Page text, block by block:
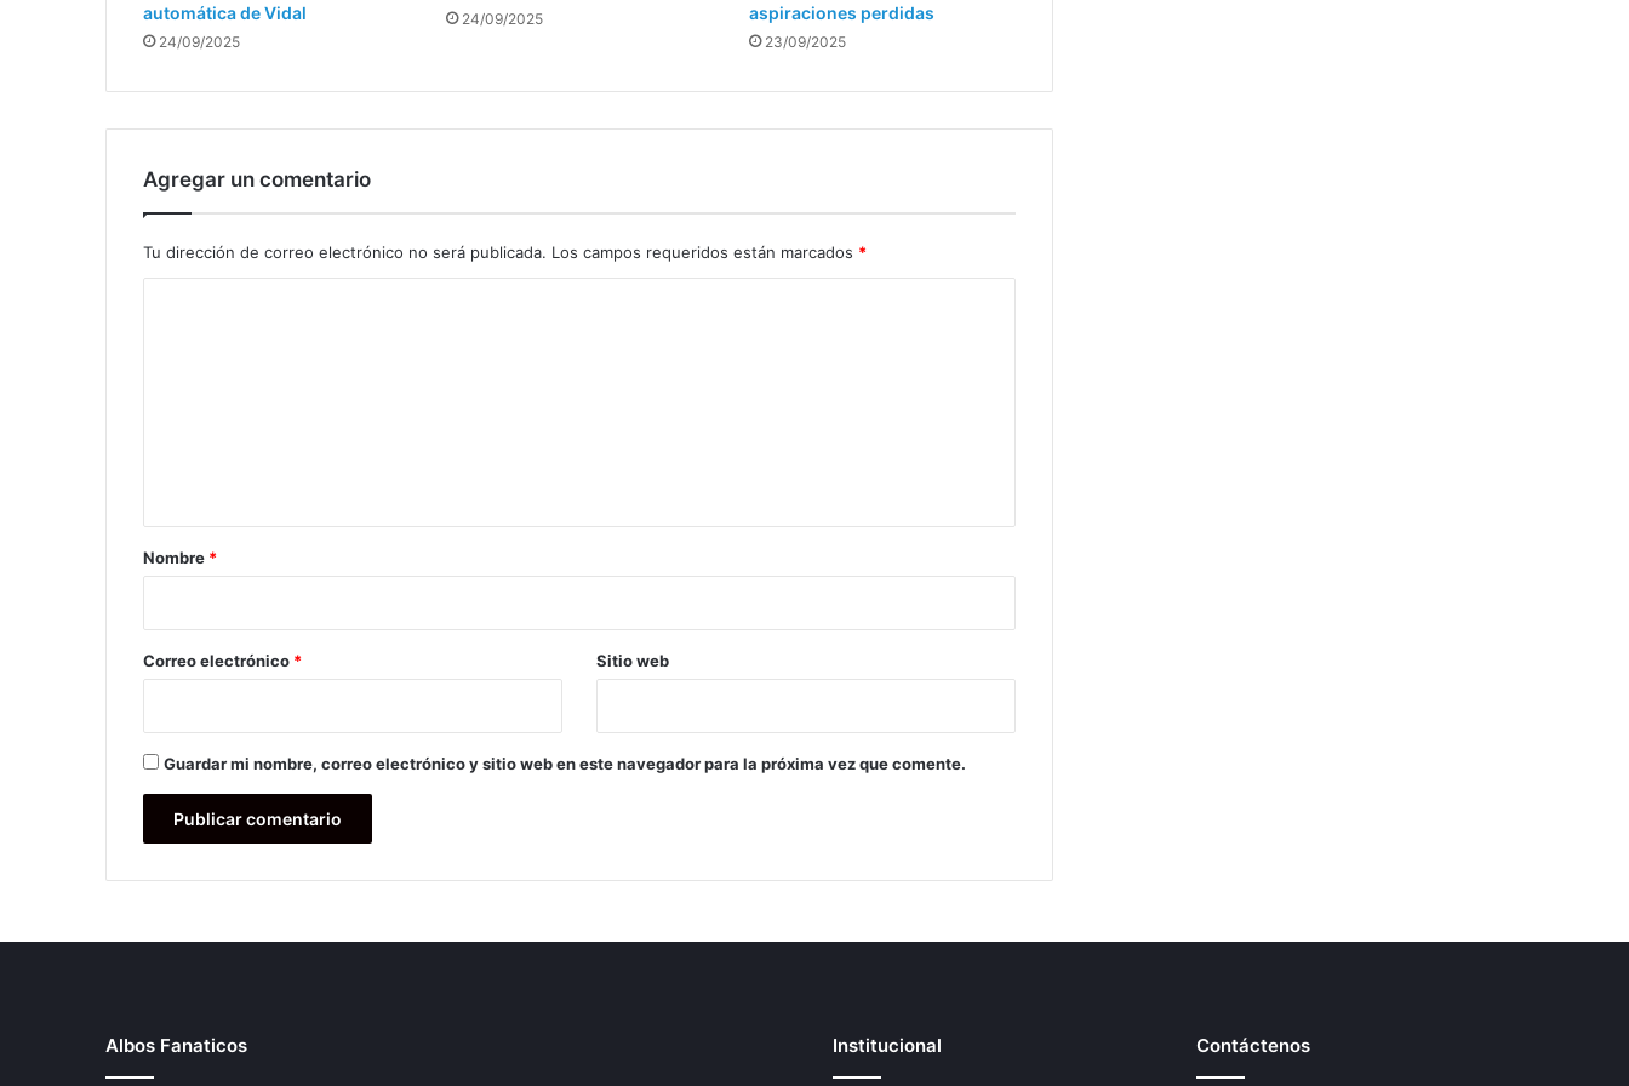
automática de Vidal
24/09/2025
24/09/2025
aspiraciones perdidas
23/09/2025
Agregar un comentario
Tu dirección de correo electrónico no será publicada. Los campos requeridos están marcados *
r
*
Nombre *
Correo electrónico * Sitio web
Guardar mi nombre, correo electrónico y sitio web en este navegador para la próxima vez que comente.
Albos Fanaticos Institucional Contáctenos